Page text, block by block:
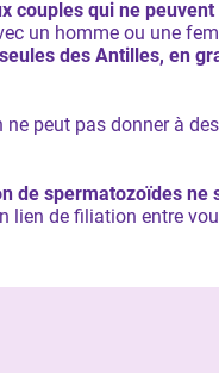
couples qui ne
un homme ou une
des Antilles, en
peut pas donner à
de spermatozoïdes ne
lien de filiation entre